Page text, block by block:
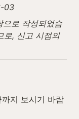
03
로 작성되었습
로, 신고 시점의
지 보시기 바랍